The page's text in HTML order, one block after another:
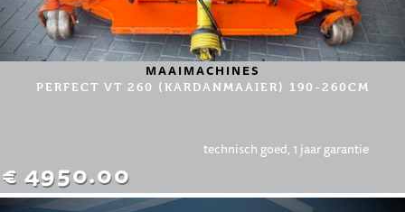
MAAIMACHINES
PERFECT VT 260 (KARDANMAAIER) 190-260CM
€ 4950.00
technisch goed, 1 jaar garantie